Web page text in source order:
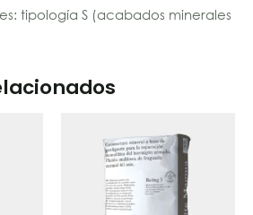
tipología S (acabados minerales